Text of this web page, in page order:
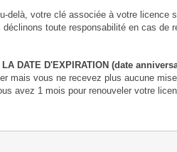
delà, votre clé associée à votre licence
toute responsabilité en cas de
DATE D'EXPIRATION (date
mais vous ne recevez plus aucune
avez 1 mois pour renouveler votre